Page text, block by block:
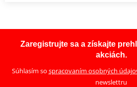
Zaregistrujte sa a získajte
akciách.
Súhlasím so spracovaním osobných
newslettru